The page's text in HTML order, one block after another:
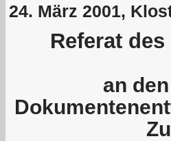
24. März 2001,
Referat
an